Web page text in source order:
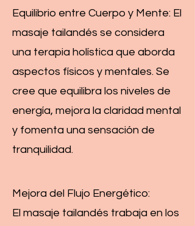
Equilibrio entre Cuerpo y Mente: El
masaje tailandés se considera
una terapia holística que aborda
aspectos físicos y mentales. Se
cree que equilibra los niveles de
energía, mejora la claridad mental
y fomenta una sensación de
tranquilidad.
Mejora del Flujo Energético:
El masaje tailandés trabaja en los